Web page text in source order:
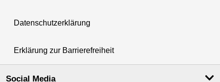
Datenschutzerklärung
Erklärung zur Barrierefreiheit
Social Media